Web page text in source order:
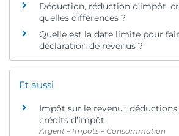
Déduction, réduction d’impôt,
quelles différences ?
Quelle est la date limite pour
déclaration de revenus ?
Et aussi
Impôt sur le revenu :
crédits d’impôt
Argent – Impôts – Consommation